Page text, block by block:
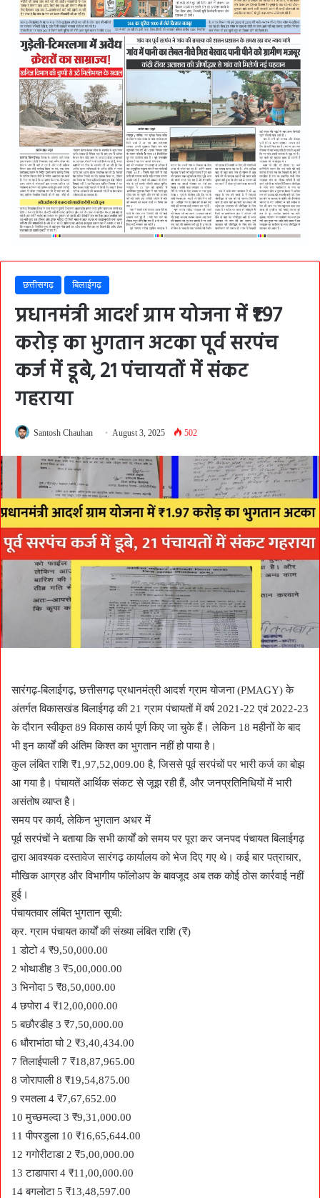
छत्तीसगढ़ बिलाईगढ़
प्रधानमंत्री आदर्श ग्राम योजना में ₹1.97
करोड़ का भुगतान अटका पूर्व सरपंच
कर्ज में डूबे, 21 पंचायतों में संकट
गहराया
Santosh Chauhan August 3, 2025 502
सारंगढ़-बिलाईगढ़, छत्तीसगढ़ प्रधानमंत्री आदर्श ग्राम योजना (PMAGY) के
अंतर्गत विकासखंड बिलाईगढ़ की 21 ग्राम पंचायतों में वर्ष 2021-22 एवं 2022-23
के दौरान स्वीकृत 89 विकास कार्य पूर्ण किए जा चुके हैं। लेकिन 18 महीनों के बाद
भी इन कार्यों की अंतिम किश्त का भुगतान नहीं हो पाया है।
कुल लंबित राशि ₹1,97,52,009.00 है, जिससे पूर्व सरपंचों पर भारी कर्ज का बोझ
आ गया है। पंचायतें आर्थिक संकट से जूझ रही हैं, और जनप्रतिनिधियों में भारी
असंतोष व्याप्त है।
समय पर कार्य, लेकिन भुगतान अधर में
पूर्व सरपंचों ने बताया कि सभी कार्यों को समय पर पूरा कर जनपद पंचायत बिलाईगढ़
द्वारा आवश्यक दस्तावेज सारंगढ़ कार्यालय को भेज दिए गए थे। कई बार पत्राचार,
मौखिक आग्रह और विभागीय फॉलोअप के बावजूद अब तक कोई ठोस कार्रवाई नहीं
हुई।
पंचायतवार लंबित भुगतान सूची:
क्र. ग्राम पंचायत कार्यों की संख्या लंबित राशि (₹)
1 डोटो 4 ₹9,50,000.00
2 भोथाडीह 3 ₹5,00,000.00
3 भिनोदा 5 ₹8,50,000.00
4 छपोरा 4 ₹12,00,000.00
5 बछौरडीह 3 ₹7,50,000.00
6 धौराभांठा घो 2 ₹3,40,434.00
7 तिलाईपाली 7 ₹18,87,965.00
8 जोरापाली 8 ₹19,54,875.00
9 रमतला 4 ₹7,67,652.00
10 मुच्छमल्दा 3 ₹9,31,000.00
11 पीपरडुला 10 ₹16,65,644.00
12 गगोरीटाडा 2 ₹5,00,000.00
13 टाडापारा 4 ₹11,00,000.00
14 बगलोटा 5 ₹13,48,597.00